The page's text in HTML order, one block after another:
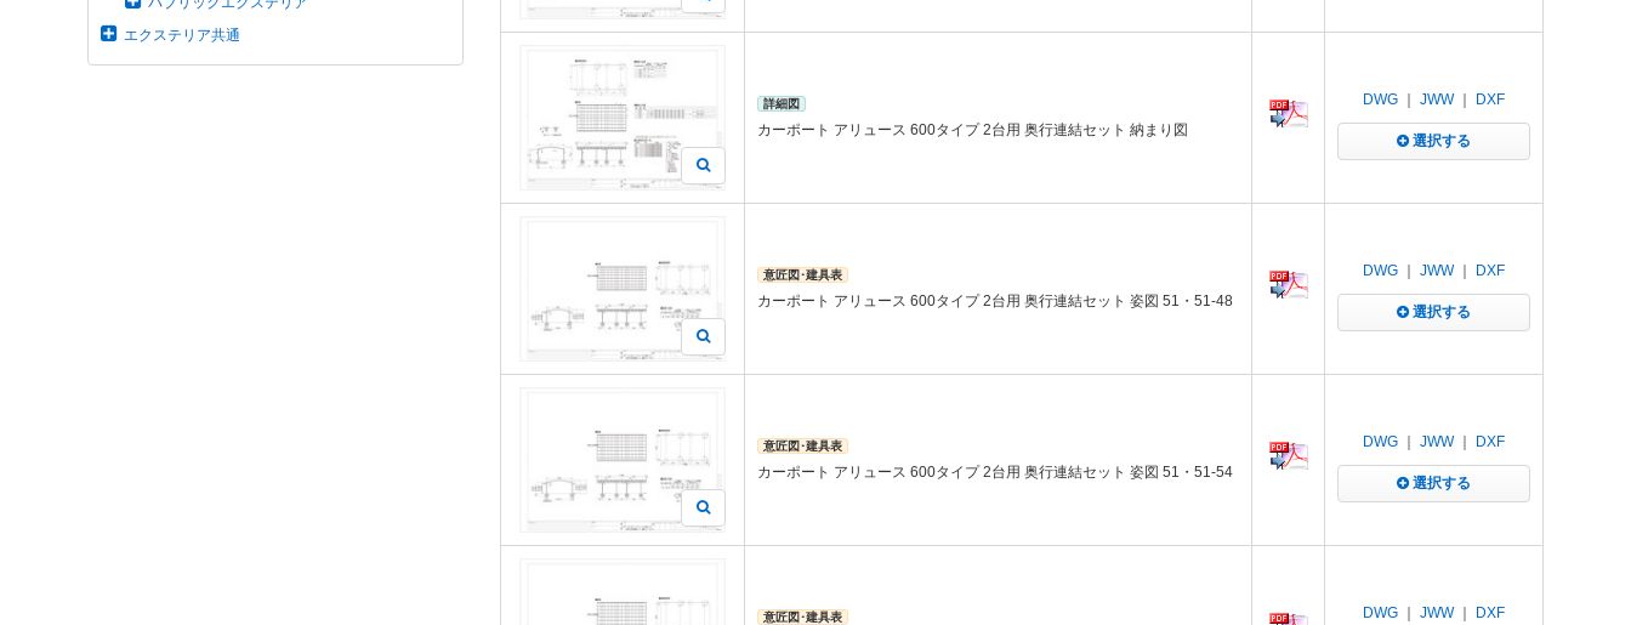
エクステリア共通
詳細図
カーポート アリュース 600タイプ 2台用 奥行連結セット 納まり図
DWG JWW｜ DXF
選択する
意匠図･建具表
カーポート アリュース 600タイプ 2台用 奥行連結セット 姿図 51・51-48
DWG JWW｜ DXF
選択する
意匠図･建具表
カーポート アリュース 600タイプ 2台用 奥行連結セット 姿図 51・51-54
DWG JWW｜ DXF
選択する
意匠図･建具表 DWG JWW｜ DXF